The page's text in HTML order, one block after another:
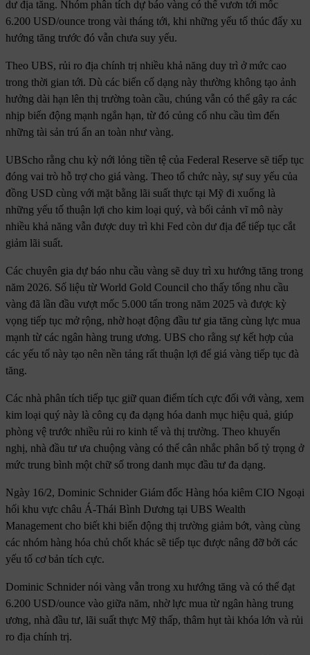
dư địa tăng. Nhóm phân tích dự báo vàng có thể vươn tới mốc
6.200 USD/ounce trong vài tháng tới, khi những yếu tố thúc đẩy xu
hướng tăng trước đó vẫn chưa suy yếu.
Theo UBS, rủi ro địa chính trị nhiều khả năng duy trì ở mức cao
trong thời gian tới. Dù các biến cố dạng này thường không tạo ảnh
hưởng dài hạn lên thị trường toàn cầu, chúng vẫn có thể gây ra các
nhịp biến động mạnh ngắn hạn, từ đó củng cố nhu cầu tìm đến
những tài sản trú ẩn an toàn như vàng.
UBScho rằng chu kỳ nới lỏng tiền tệ của Federal Reserve sẽ tiếp tục
đóng vai trò hỗ trợ cho giá vàng. Theo tổ chức này, sự suy yếu của
đồng USD cùng với mặt bằng lãi suất thực tại Mỹ đi xuống là
những yếu tố thuận lợi cho kim loại quý, và bối cảnh vĩ mô này
nhiều khả năng vẫn được duy trì khi Fed còn dư địa để tiếp tục cắt
giảm lãi suất.
Các chuyên gia dự báo nhu cầu vàng sẽ duy trì xu hướng tăng trong
năm 2026. Số liệu từ World Gold Council cho thấy tổng nhu cầu
vàng đã lần đầu vượt mốc 5.000 tấn trong năm 2025 và được kỳ
vọng tiếp tục mở rộng, nhờ hoạt động đầu tư gia tăng cùng lực mua
mạnh từ các ngân hàng trung ương. UBS cho rằng sự kết hợp của
các yếu tố này tạo nên nền tảng rất thuận lợi để giá vàng tiếp tục đà
tăng.
Các nhà phân tích tiếp tục giữ quan điểm tích cực đối với vàng, xem
kim loại quý này là công cụ đa dạng hóa danh mục hiệu quả, giúp
phòng vệ trước nhiều rủi ro kinh tế và thị trường. Theo khuyến
nghị, nhà đầu tư ưa chuộng vàng có thể cân nhắc phân bổ tỷ trọng ở
mức trung bình một chữ số trong danh mục đầu tư đa dạng.
Ngày 16/2, Dominic Schnider Giám đốc Hàng hóa kiêm CIO Ngoại
hối khu vực châu Á-Thái Bình Dương tại UBS Wealth
Management cho biết khi biến động thị trường giảm bớt, vàng cùng
các nhóm hàng hóa chủ chốt khác sẽ tiếp tục được nâng đỡ bởi các
yếu tố cơ bản tích cực.
Dominic Schnider nói vàng vẫn trong xu hướng tăng và có thể đạt
6.200 USD/ounce vào giữa năm, nhờ lực mua từ ngân hàng trung
ương, nhà đầu tư, lãi suất thực Mỹ thấp, thâm hụt tài khóa lớn và rủi
ro địa chính trị.